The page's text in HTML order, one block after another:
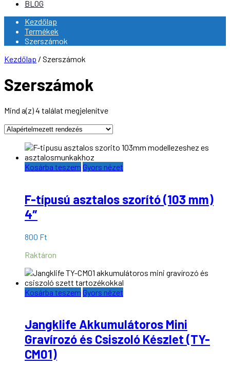
BLOG
Kezdőlap
Termékek
Szerszámok
Kezdőlap / Szerszámok
Szerszámok
Mind a(z) 4 találat megjelenítve
Kosárba teszem Gyors nézet
F-típusú asztalos szorító (103 mm)
4″
800 Ft
Raktáron
Kosárba teszem Gyors nézet
Jangklife Akkumulátoros Mini
Gravírozó és Csiszoló Készlet (TY-
CM01)